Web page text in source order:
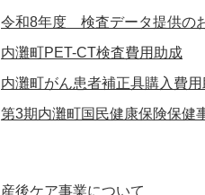
令和8年度 検査データ提供の
内灘町PET-CT検査費用助成
内灘町がん患者補正具購入費
第3期内灘町国民健康保険保健
産後ケア事業について